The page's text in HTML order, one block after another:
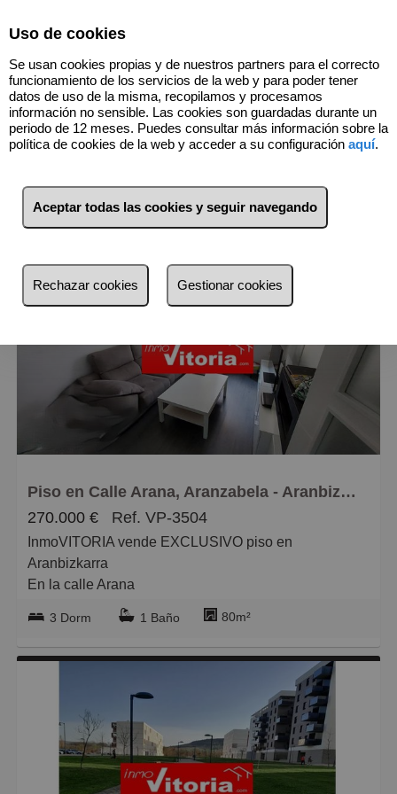
151 Inmuebles Vitoria/Gasteiz (Álava)
más reciente
Menos reciente
Caros
Pequeños
Piso en Calle Arana, Aranzabela - Aranbizkarra
270.000 €
Ref. VP-3504
Aranbizkarra
En la calle Arana
PARA INVERSORES, ALTA RENTABILIDAD.
¡Descubre esta magnífica oportunidad inmobiliaria! Te
presentamos un piso en segunda mano en excelente
estado, perfecto para vivir o como inversión con
rentabilidad garantizada. Con 80 m² construidos, este
inmueble destaca por su distribución inteligente y
luminosidad excepcional.
3 Dorm 1 Baño 80m²
Uso de cookies
Se usan cookies propias y de nuestros partners para el correcto
funcionamiento de los servicios de la web y para poder tener
datos de uso de la misma, recopilamos y procesamos
información no sensible. Las cookies son guardadas durante un
periodo de 12 meses. Puedes consultar más información sobre la
política de cookies de la web y acceder a su configuración aquí.
Aceptar todas las cookies y seguir navegando
Rechazar cookies Gestionar cookies